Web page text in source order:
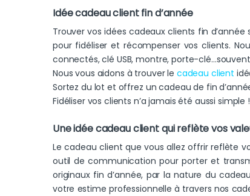
Idée cadeau client fin d’année
Trouver vos idées cadeaux clients fin
pour fidéliser et récompenser vos clients.
connectés, clé USB, montre, porte-
Nous vous aidons à trouver le cadeau client
Sortez du lot et offrez un cadeau de fin
Fidéliser vos clients n’a jamais été aussi simple !
Une idée cadeau client qui reflète vos
Le cadeau client que vous allez offrir reflète
outil de communication pour porter et
originaux fin d’année, par la nature du
votre estime professionnelle à travers nos